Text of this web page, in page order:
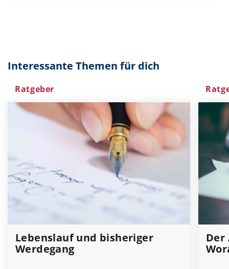
Interessante Themen für dich
Ratgeber
Lebenslauf und bisheriger
Werdegang
Der